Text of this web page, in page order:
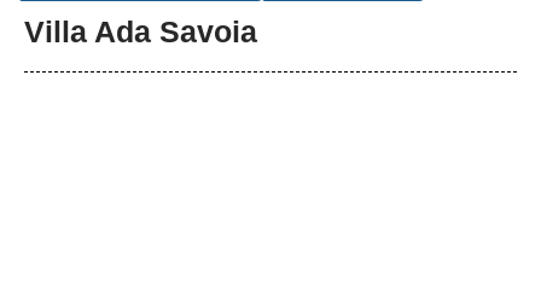
Villa Ada Savoia